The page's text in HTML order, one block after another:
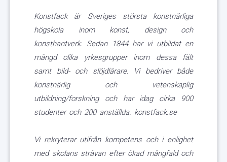
Konstfack är Sveriges största konstnärliga
högskola inom konst, design och
konsthantverk. Sedan 1844 har vi utbildat en
mängd olika yrkesgrupper inom dessa fält
samt bild- och slöjdlärare. Vi bedriver både
konstnärlig och vetenskaplig
utbildning/forskning och har idag cirka 900
studenter och 200 anställda. konstfack.se
Vi rekryterar utifrån kompetens och i enlighet
med skolans strävan efter ökad mångfald och